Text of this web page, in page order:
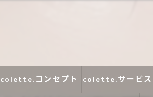
colette.コンセプト colette.サービス